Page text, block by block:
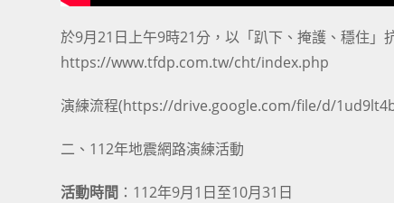
於9月21日上午9時21分，以「趴下、掩護、穩住」
https://www.tfdp.com.tw/cht/index.php
演練流程(https://drive.google.com/file/d/
二、112年地震網路演練活動
活動時間 ：112年9月1日至10月31日